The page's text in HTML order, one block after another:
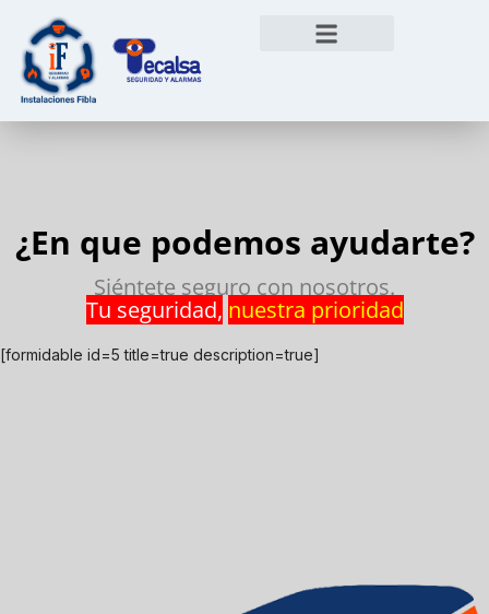
¿En que podemos ayudarte?
Siéntete seguro con nosotros.
Tu seguridad, nuestra prioridad
[formidable id=5 title=true description=true]